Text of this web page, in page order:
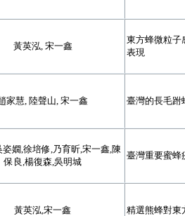
黃英泓, 宋一鑫
東方蜂微粒子
表現
家慧, 陸聲山, 宋一鑫 臺灣的長毛跗
姿嫺,徐培修,乃育昕,宋一鑫,陳
保良,楊復森,吳明城
臺灣重要蜜蜂
黃英泓,宋一鑫 精選熊蜂對東